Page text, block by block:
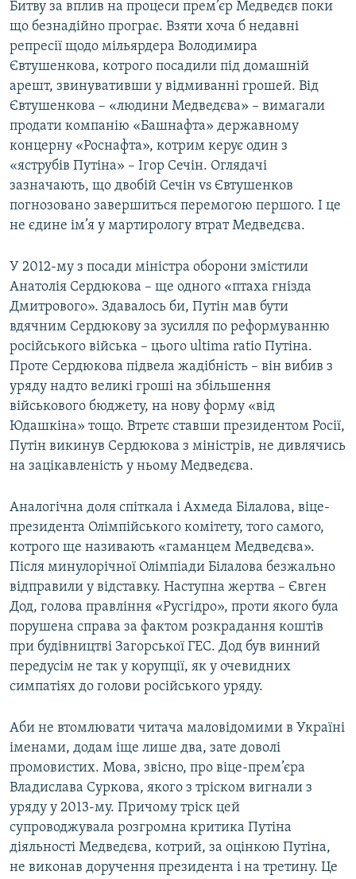
Битву за вплив на процеси прем’єр Медведєв поки
що безнадійно програє. Взяти хоча б недавні
репресії щодо мільярдера Володимира
Євтушенкова, котрого посадили під домашній
арешт, звинувативши у відмиванні грошей. Від
Євтушенкова – «людини Медведєва» – вимагали
продати компанію «Башнафта» державному
концерну «Роснафта», котрим керує один з
«яструбів Путіна» – Ігор Сечін. Оглядачі
зазначають, що двобій Сечін vs Євтушенков
погнозовано завершиться перемогою першого. І це
не єдине ім’я у мартирологу втрат Медведєва.
У 2012-му з посади міністра оборони змістили
Анатолія Сердюкова – ще одного «птаха гнізда
Дмитрового». Здавалось би, Путін мав бути
вдячним Сердюкову за зусилля по реформуванню
російського війська – цього ultima ratio Путіна.
Проте Сердюкова підвела жадібність – він вибив з
уряду надто великі гроші на збільшення
військового бюджету, на нову форму «від
Юдашкіна» тощо. Втретє ставши президентом Росії,
Путін викинув Сердюкова з міністрів, не дивлячись
на зацікавленість у ньому Медведєва.
Аналогічна доля спіткала і Ахмеда Білалова, віце-
президента Олімпійського комітету, того самого,
котрого ще називають «гаманцем Медведєва».
Після минулорічної Олімпіади Білалова безжально
відправили у відставку. Наступна жертва – Євген
Дод, голова правління «Русгідро», проти якого була
порушена справа за фактом розкрадання коштів
при будівництві Загорської ГЕС. Дод був винний
передусім не так у корупції, як у очевидних
симпатіях до голови російського уряду.
Аби не втомлювати читача маловідомими в Україні
іменами, додам іще лише два, зате доволі
промовистих. Мова, звісно, про віце-прем’єра
Владислава Суркова, якого з тріском вигнали з
уряду у 2013-му. Причому тріск цей
супроводжувала розгромна критика Путіна
діяльності Медведєва, котрий, за оцінкою Путіна,
не виконав доручення президента і на третину. Це